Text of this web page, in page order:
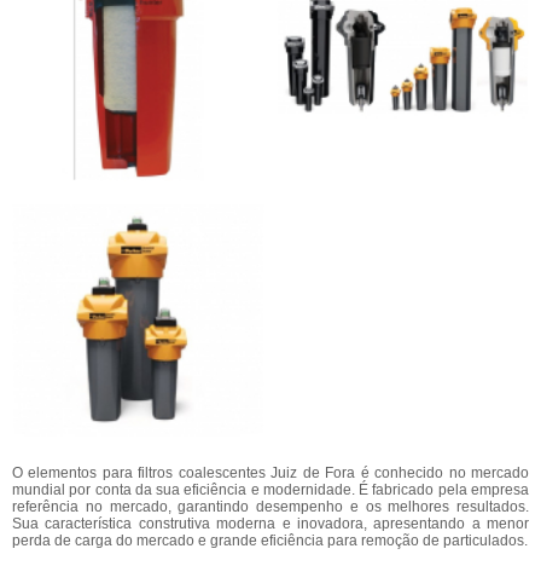
O elementos para filtros coalescentes Juiz de Fora é conhecido no mercado
mundial por conta da sua eficiência e modernidade. É fabricado pela empresa
referência no mercado, garantindo desempenho e os melhores resultados.
Sua característica construtiva moderna e inovadora, apresentando a menor
perda de carga do mercado e grande eficiência para remoção de particulados.